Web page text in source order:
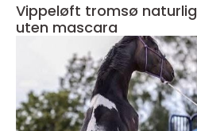
Vippeløft tromsø naturlig markerte vipper
uten mascara